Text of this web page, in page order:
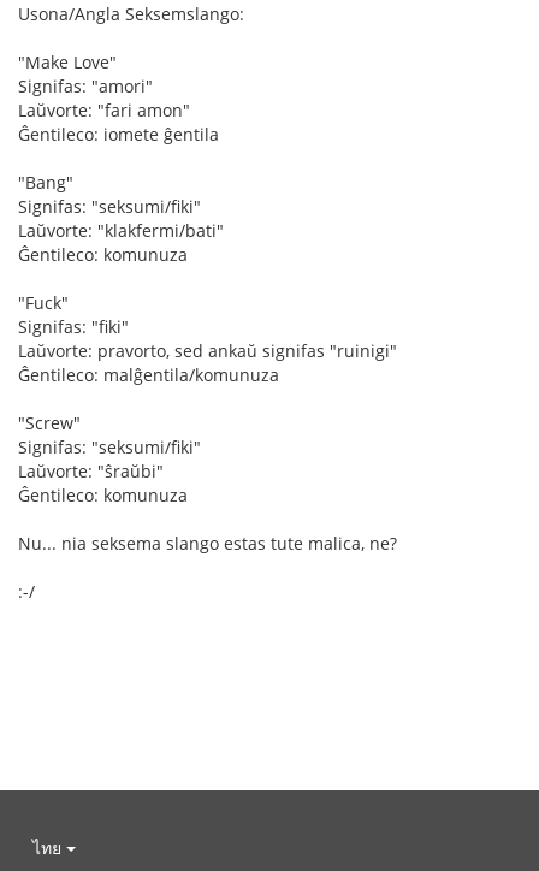
Usona/Angla Seksemslango:
"Make Love"
Signifas: "amori"
Laŭvorte: "fari amon"
Ĝentileco: iomete ĝentila
"Bang"
Signifas: "seksumi/fiki"
Laŭvorte: "klakfermi/bati"
Ĝentileco: komunuza
"Fuck"
Signifas: "fiki"
Laŭvorte: pravorto, sed ankaŭ signifas "ruinigi"
Ĝentileco: malĝentila/komunuza
"Screw"
Signifas: "seksumi/fiki"
Laŭvorte: "ŝraŭbi"
Ĝentileco: komunuza
Nu... nia seksema slango estas tute malica, ne?
:-/
ไทย